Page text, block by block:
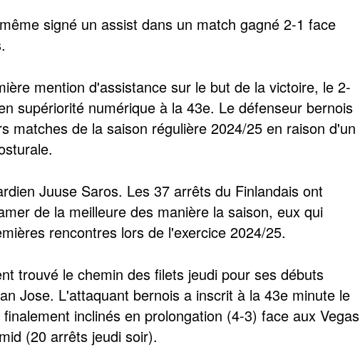
signé un assist dans un match gagné 2-1 face
mention d'assistance sur le but de la victoire, le 2-
supériorité numérique à la 43e. Le défenseur bernois
matches de la saison régulière 2024/25 en raison d'un
Juuse Saros. Les 37 arrêts du Finlandais ont
de la meilleure des manière la saison, eux qui
rencontres lors de l'exercice 2024/25.
trouvé le chemin des filets jeudi pour ses débuts
Jose. L'attaquant bernois a inscrit à la 43e minute le
inclinés en prolongation (4-3) face aux Vegas
(20 arrêts jeudi soir).